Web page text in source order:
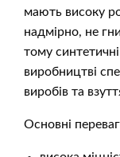
мають високу
надмірно, не
тому
виробництві
виробів та
Основні